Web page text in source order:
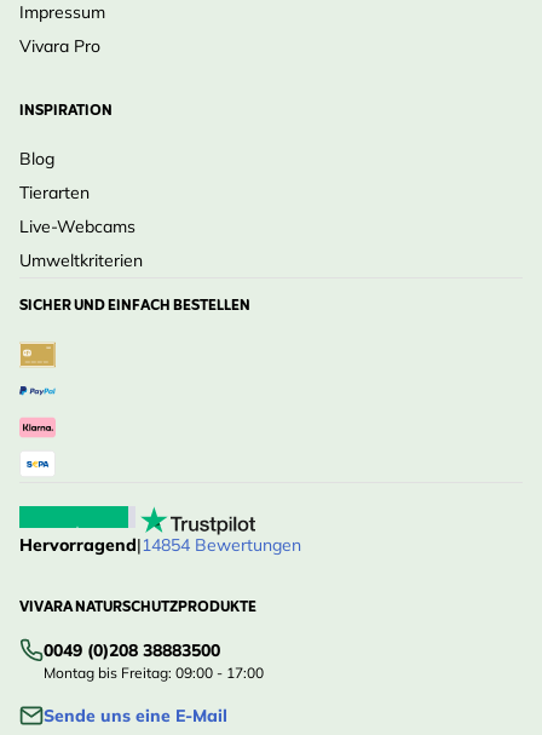
Impressum
Vivara Pro
INSPIRATION
Blog
Tierarten
Live-Webcams
Umweltkriterien
SICHER UND EINFACH BESTELLEN
Hervorragend|14854 Bewertungen
VIVARA NATURSCHUTZPRODUKTE
0049 (0)208 38883500
Montag bis Freitag: 09:00 - 17:00
Sende uns eine E-Mail